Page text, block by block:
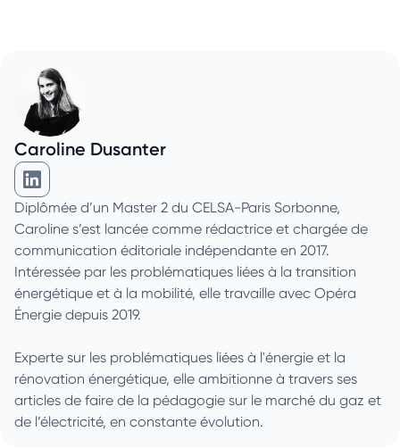
Caroline Dusanter
Caroline Dusanter sur Linkedin
Diplômée d’un Master 2 du CELSA-Paris Sorbonne,
Caroline s’est lancée comme rédactrice et chargée de
communication éditoriale indépendante en 2017.
Intéressée par les problématiques liées à la transition
énergétique et à la mobilité, elle travaille avec Opéra
Énergie depuis 2019.
Experte sur les problématiques liées à l'énergie et la
rénovation énergétique, elle ambitionne à travers ses
articles de faire de la pédagogie sur le marché du gaz et
de l’électricité, en constante évolution.